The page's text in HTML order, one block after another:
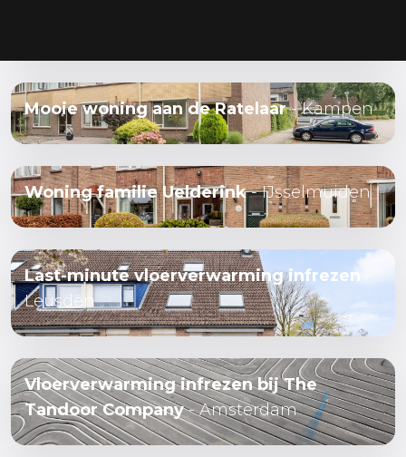
Mooie woning aan de Ratelaar- Kampen
Woning familie Uelderink- IJsselmuiden
Last-minute vloerverwarming infrezen
Leusden
Vloerverwarming infrezen bij The
Tandoor Company- Amsterdam